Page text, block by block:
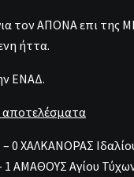
τον ΑΠΟΝΑ επι της
ήττα.
ΕΝΑΔ.
αποτελέσματα
0 ΧΑΛΚΑΝΟΡΑΣ
1 ΑΜΑΘΟΥΣ Αγίου